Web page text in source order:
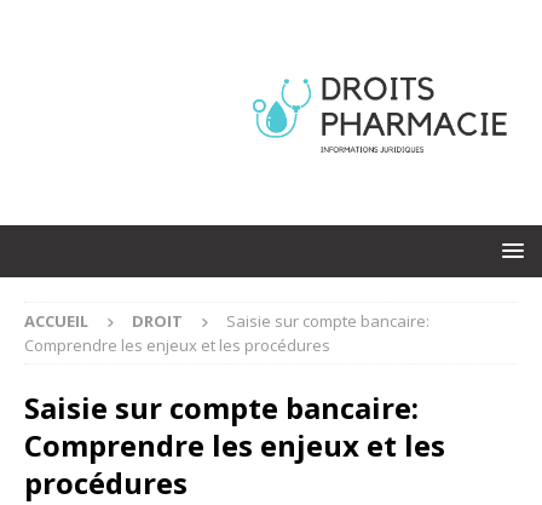
ACCUEIL DROIT
Saisie sur compte bancaire:
Comprendre les enjeux et les procédures
Saisie sur compte bancaire:
Comprendre les enjeux et les
procédures